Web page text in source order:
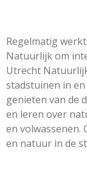
Regelmatig
Natuurlijk om
Utrecht
stadstuinen in
genieten van de
en leren over
en volwassenen.
en natuur in de